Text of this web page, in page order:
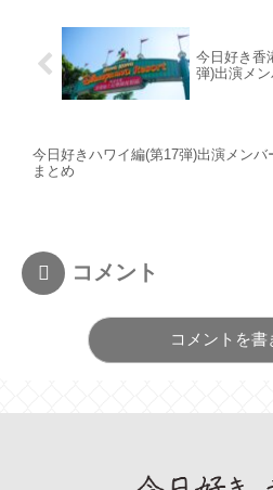
今日好き香
弾)出演メ
今日好きハワイ編(第17弾)出演メンバ
まとめ
コメント
コメントを書